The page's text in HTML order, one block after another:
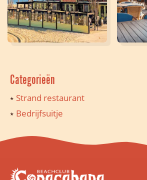
Categorieën
Strand restaurant
Bedrijfsuitje